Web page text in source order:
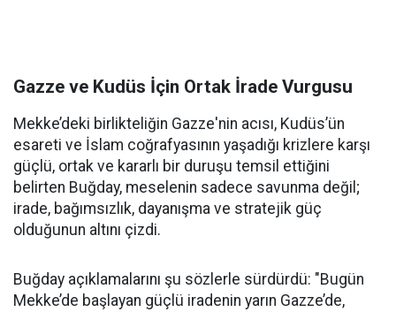
Gazze ve Kudüs İçin Ortak İrade Vurgusu
Mekke’deki birlikteliğin Gazze'nin acısı, Kudüs’ün
esareti ve İslam coğrafyasının yaşadığı krizlere karşı
güçlü, ortak ve kararlı bir duruşu temsil ettiğini
belirten Buğday, meselenin sadece savunma değil;
irade, bağımsızlık, dayanışma ve stratejik güç
olduğunun altını çizdi.
Buğday açıklamalarını şu sözlerle sürdürdü: "Bugün
Mekke’de başlayan güçlü iradenin yarın Gazze’de,